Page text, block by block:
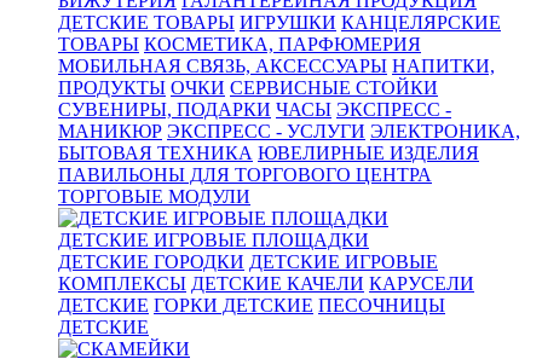
ДЕТСКИЕ ТОВАРЫ ИГРУШКИ КАНЦЕЛЯРСКИЕ
ТОВАРЫ КОСМЕТИКА, ПАРФЮМЕРИЯ
МОБИЛЬНАЯ СВЯЗЬ, АКСЕССУАРЫ НАПИТКИ,
ПРОДУКТЫ ОЧКИ СЕРВИСНЫЕ СТОЙКИ
СУВЕНИРЫ, ПОДАРКИ ЧАСЫ ЭКСПРЕСС -
МАНИКЮР ЭКСПРЕСС - УСЛУГИ ЭЛЕКТРОНИКА,
БЫТОВАЯ ТЕХНИКА ЮВЕЛИРНЫЕ ИЗДЕЛИЯ
ПАВИЛЬОНЫ ДЛЯ ТОРГОВОГО ЦЕНТРА
ТОРГОВЫЕ МОДУЛИ
ДЕТСКИЕ ИГРОВЫЕ ПЛОЩАДКИ
ДЕТСКИЕ ГОРОДКИ ДЕТСКИЕ ИГРОВЫЕ
КОМПЛЕКСЫ ДЕТСКИЕ КАЧЕЛИ КАРУСЕЛИ
ДЕТСКИЕ ГОРКИ ДЕТСКИЕ ПЕСОЧНИЦЫ
ДЕТСКИЕ